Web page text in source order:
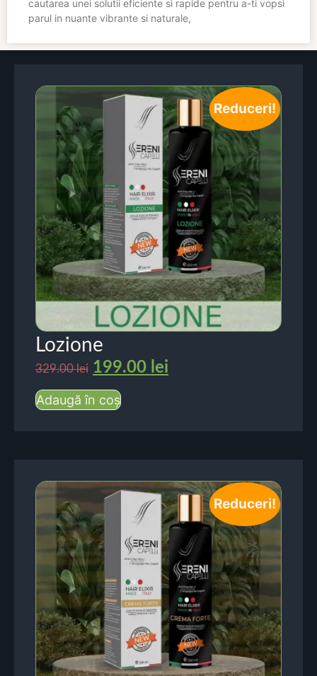
cautarea unei solutii eficiente si rapide pentru a-ti vopsi
parul in nuante vibrante si naturale,
Reduceri!
Lozione
329.00lei 199.00 lei
Adaugă în coș
Reduceri!